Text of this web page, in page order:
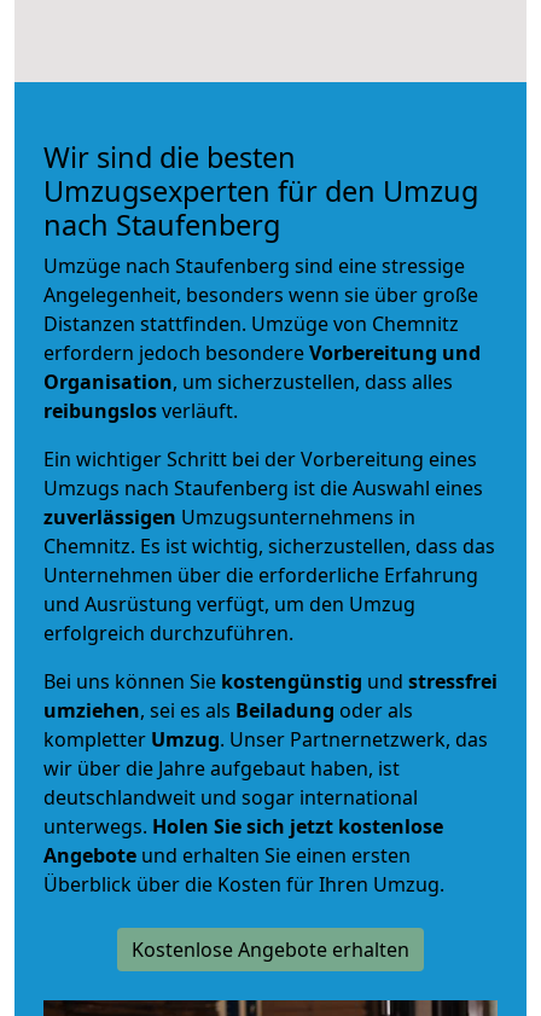
Wir sind die besten
Umzugsexperten für den Umzug
nach Staufenberg
Umzüge nach Staufenberg sind eine stressige
Angelegenheit, besonders wenn sie über große
Distanzen stattfinden. Umzüge von Chemnitz
erfordern jedoch besondereVorbereitung und
Organisation, um sicherzustellen, dass alles
reibungslosverläuft.
Ein wichtiger Schritt bei der Vorbereitung eines
Umzugs nach Staufenberg ist die Auswahl eines
zuverlässigen Umzugsunternehmens in
Chemnitz. Es ist wichtig, sicherzustellen, dass das
Unternehmen über die erforderliche Erfahrung
und Ausrüstung verfügt, um den Umzug
erfolgreich durchzuführen.
Bei uns können Sie kostengünstig und stressfrei
umziehen, sei es als Beiladung oder als
kompletter Umzug. Unser Partnernetzwerk, das
wir über die Jahre aufgebaut haben, ist
deutschlandweit und sogar international
unterwegs. Holen Sie sich jetzt kostenlose
Angebote und erhalten Sie einen ersten
Überblick über die Kosten für Ihren Umzug.
Kostenlose Angebote erhalten